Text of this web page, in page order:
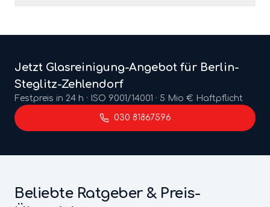
Jetzt Glasreinigung-Angebot für Berlin-
Steglitz-Zehlendorf
Festpreis in 24 h · ISO 9001/14001 · 5 Mio € Haftpflicht
030 81867596
Beliebte Ratgeber & Preis-